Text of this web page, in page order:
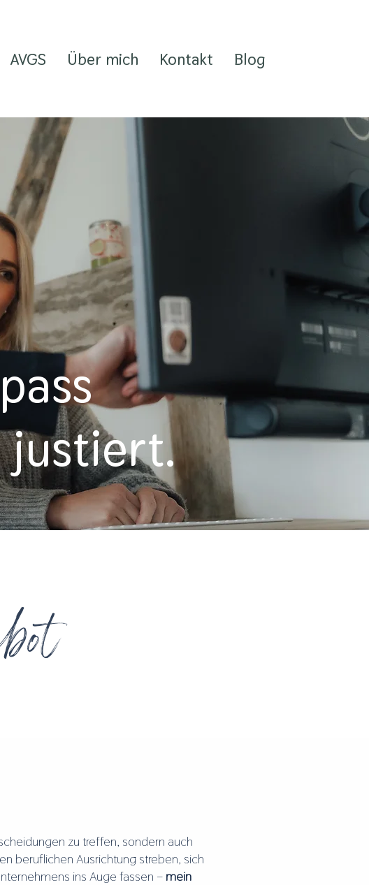
AVGS Über mich Kontakt Blog
justiert.
zu treffen, sondern auch
beruflichen Ausrichtung streben, sich
ins Auge fassen – mein